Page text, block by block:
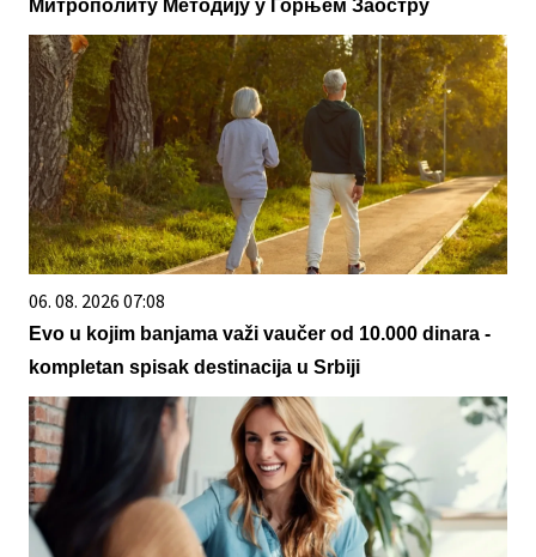
Митрополиту Методију у Горњем Заостру
06. 08. 2026 07:08
Evo u kojim banjama važi vaučer od 10.000 dinara -
kompletan spisak destinacija u Srbiji